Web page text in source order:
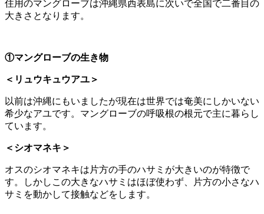
住用のマングローブは沖縄県西表島に次いで全国で二番目の
大きさとなります。
①マングローブの生き物
＜リュウキュウアユ＞
以前は沖縄にもいましたが現在は世界では奄美にしかいない
希少なアユです。マングローブの呼吸根の根元で主に暮らし
ています。
＜シオマネキ＞
オスのシオマネキは片方の手のハサミが大きいのが特徴で
す。しかしこの大きなハサミはほぼ使わず、片方の小さなハ
サミを動かして接触などをします。